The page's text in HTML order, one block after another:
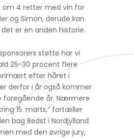
om 4 retter med vin for
og Simon, derude kan
er en anden historie.
støtte har vi
25-30 procent flere
efter håret i
derfor i år også kommer
foregående år. Nærmere
15. marts,” fortæller
bag Bedst i Nordjylland
med den øvrige jury,